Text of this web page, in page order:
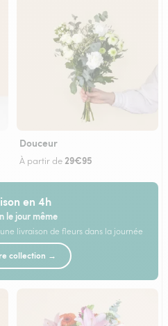
Douceur
À partir de 29€95
en 4h
le jour même
livraison de fleurs dans la journée
collection →